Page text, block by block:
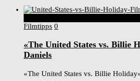
Filmtipps 0
«The United States vs. Billie
Daniels
«The United States vs. Billie